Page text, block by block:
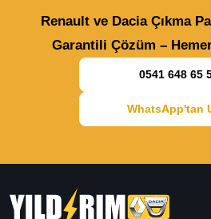
Renault ve Dacia Çıkma
Garantili Çözüm –
0541 648 65
WhatsApp'tan